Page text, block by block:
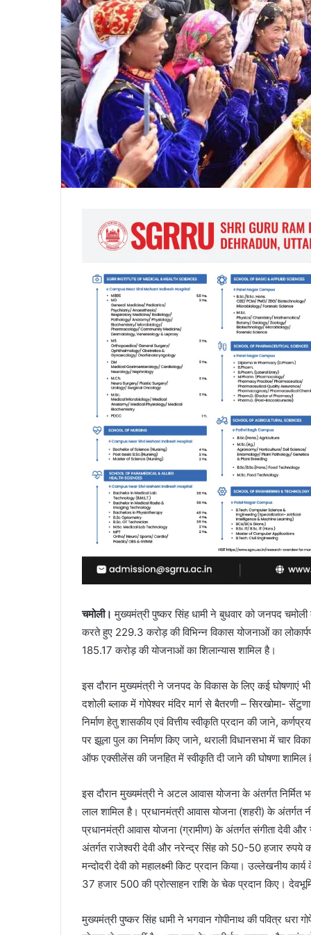
चमोली।मुख्यमंत्री पुष्कर सिंह धामी ने बुधवार को जनपद चमोली
करते हुए 229.3 करोड़ की विभिन्न विकास योजनाओं का
185.17 करोड़ की योजनाओं का शिलान्यास शामिल है।
इस दौरान मुख्यमंत्री ने जनपद के विकास के लिए कई घोषणाएं भी
दशोली ब्लाक में गोपेश्वर मंदिर मार्ग से बैतरणी – सिरखोमा-
निर्माण हेतु शासकीय एवं वित्तीय स्वीकृति प्रदान की जाने,
पर झूला पुल का निर्माण किए जाने, थराली विधानसभा में चार
ऑफ एक्सीलेंस की जनहित में स्वीकृति दी जाने की घोषणा शामिल
इस दौरान मुख्यमंत्री ने अटल आवास योजना के अंतर्गत निर्मित
लाल शामिल है। प्रधानमंत्री आवास योजना (शहरी) के अंतर्गत
प्रधानमंत्री आवास योजना (ग्रामीण) के अंतर्गत संगीता देवी
अंतर्गत राजेश्वरी देवी और नरेन्द्र सिंह को 50-50 हजार
मन्दोदरी देवी को महालक्ष्मी किट प्रदान किया। उल्लेखनीय
37 हजार 500 की प्रोत्साहन राशि के चेक प्रदान किए।
मुख्यमंत्री पुष्कर सिंह धामी ने भगवान गोपीनाथ की पवित्र